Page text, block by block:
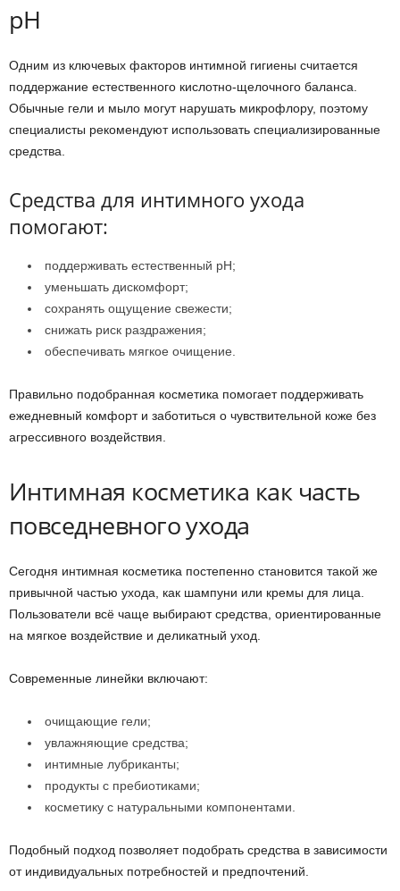
pH
Одним из ключевых факторов интимной гигиены считается
поддержание естественного кислотно-щелочного баланса.
Обычные гели и мыло могут нарушать микрофлору, поэтому
специалисты рекомендуют использовать специализированные
средства.
Средства для интимного ухода
помогают:
поддерживать естественный pH;
уменьшать дискомфорт;
сохранять ощущение свежести;
снижать риск раздражения;
обеспечивать мягкое очищение.
Правильно подобранная косметика помогает поддерживать
ежедневный комфорт и заботиться о чувствительной коже без
агрессивного воздействия.
Интимная косметика как часть
повседневного ухода
Сегодня интимная косметика постепенно становится такой же
привычной частью ухода, как шампуни или кремы для лица.
Пользователи всё чаще выбирают средства, ориентированные
на мягкое воздействие и деликатный уход.
Современные линейки включают:
очищающие гели;
увлажняющие средства;
интимные лубриканты;
продукты с пребиотиками;
косметику с натуральными компонентами.
Подобный подход позволяет подобрать средства в зависимости
от индивидуальных потребностей и предпочтений.